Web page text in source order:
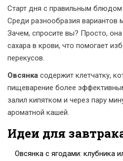
Старт дня с правильным блюдом
Среди разнообразия вариантов
Зачем, спросите вы? Просто, она
сахара в крови, что помогает
перекусов.
Овсянка содержит клетчатку,
пищеварение более
залил кипятком и через пару
ароматной кашей.
Идеи для
Овсянка с ягодами: клубника